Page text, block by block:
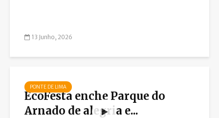
13 Junho, 2026
PONTE DE LIMA
EcoFesta enche Parque do
Arnado de alegria e...